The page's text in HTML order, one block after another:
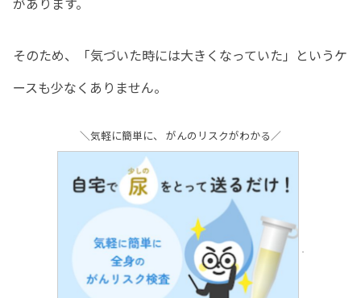
そのため、「気づいた時には大きくなっていた」というケ
ースも少なくありません。
＼気軽に簡単に、 がんのリスクがわかる／